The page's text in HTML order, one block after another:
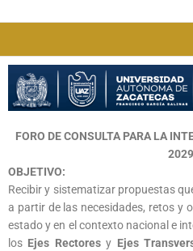
al
FORO DE CONSULTA PARA LA
2029
OBJETIVO:
Recibir y sistematizar propuestas
a partir de las necesidades, retos y
estado y en el contexto nacional e
los Ejes Rectoresy Ejes